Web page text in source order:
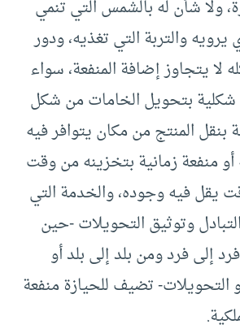
ولا شأن له بالشمس التي تنمي
يرويه والتربة التي تغذيه، ودور
لا يتجاوز إضافة المنفعة، سواء
شكلية بتحويل الخامات من شكل
بنقل المنتج من مكان يتوافر فيه
منفعة زمانية بتخزينه من وقت
يقل فيه وجوده، والخدمة التي
وتوثيق التحويلات -حين
إلى فرد ومن بلد إلى بلد أو
التحويلات- تضيف للحيازة منفعة